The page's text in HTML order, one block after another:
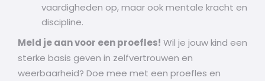
vaardigheden op, maar ook mentale kracht en
discipline.
Meld je aan voor een proefles! Wil je jouw kind een
sterke basis geven in zelfvertrouwen en
weerbaarheid? Doe mee met een proefles en